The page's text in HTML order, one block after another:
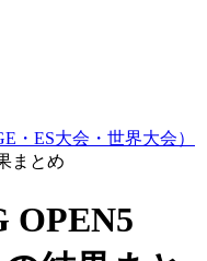
・ES大会・世界大会）
まとめ
OPEN5